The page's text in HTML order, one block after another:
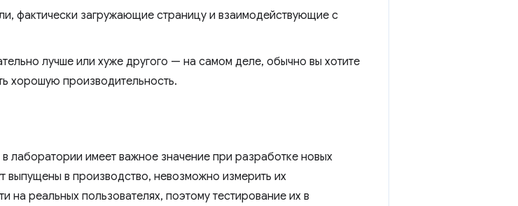
фактически загружающие страницу и взаимодействующие с
лучше или хуже другого — на самом деле, обычно вы хотите
хорошую производительность.
лаборатории имеет важное значение при разработке новых
выпущены в производство, невозможно измерить их
на реальных пользователях, поэтому тестирование их в